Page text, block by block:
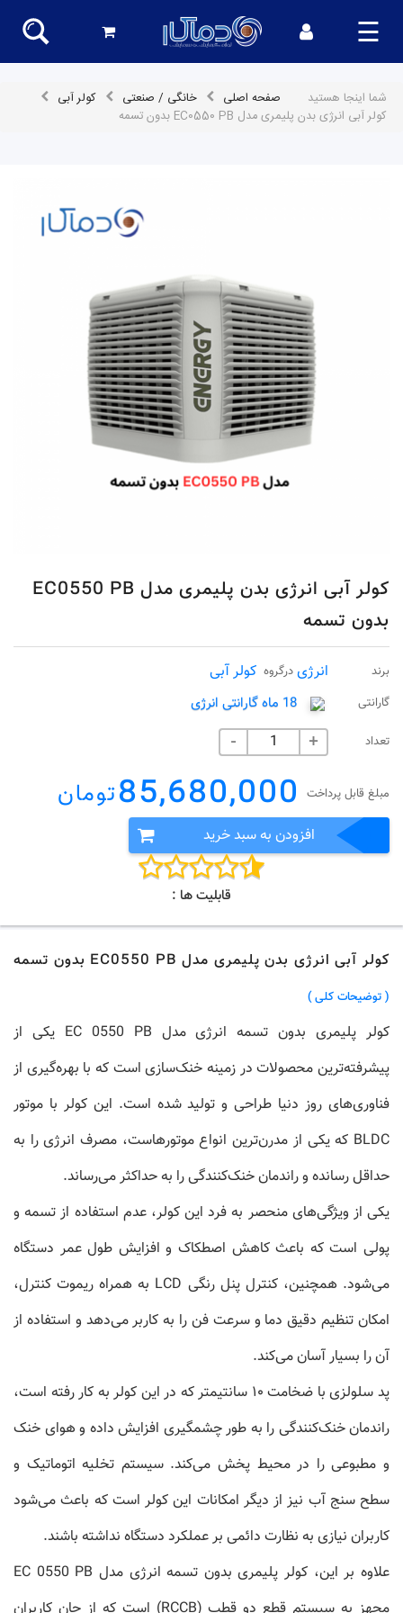
☰
شما اینجا هستید صفحه اصلی خانگی / صنعتی
کولر آبی
کولر آبی انرژی بدن پلیمری مدل EC0550 PB بدون تسمه
کولر آبی انرژی بدن پلیمری مدل EC0550 PB
بدون تسمه
برند انرژی درگروه کولر آبی
گارانتی 18 ماه گارانتی انرژی
تعداد - +
مبلغ قابل پرداخت 85,680,000تومان
افزودن به سبد خرید
قابلیت ها :
کولر آبی انرژی بدن پلیمری مدل EC0550 PB بدون تسمه
( توضیحات کلی )
کولر پلیمری بدون تسمه انرژی مدل EC 0550 PB یکی از
پیشرفته‌ترین محصولات در زمینه خنک‌سازی است که با بهره‌گیری از
فناوری‌های روز دنیا طراحی و تولید شده است. این کولر با موتور
BLDC که یکی از مدرن‌ترین انواع موتورهاست، مصرف انرژی را به
حداقل رسانده و راندمان خنک‌کنندگی را به حداکثر می‌رساند.
یکی از ویژگی‌های منحصر به فرد این کولر، عدم استفاده از تسمه و
پولی است که باعث کاهش اصطکاک و افزایش طول عمر دستگاه
می‌شود. همچنین، کنترل پنل رنگی LCD به همراه ریموت کنترل،
امکان تنظیم دقیق دما و سرعت فن را به کاربر می‌دهد و استفاده از
آن را بسیار آسان می‌کند.
پد سلولزی با ضخامت ۱۰ سانتیمتر که در این کولر به کار رفته است،
راندمان خنک‌کنندگی را به طور چشمگیری افزایش داده و هوای خنک
و مطبوعی را در محیط پخش می‌کند. سیستم تخلیه اتوماتیک و
سطح سنج آب نیز از دیگر امکانات این کولر است که باعث می‌شود
کاربران نیازی به نظارت دائمی بر عملکرد دستگاه نداشته باشند.
علاوه بر این، کولر پلیمری بدون تسمه انرژی مدل EC 0550 PB